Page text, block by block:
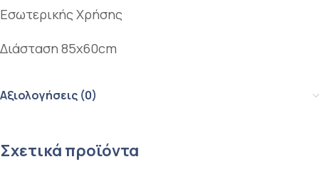
Εσωτερικής Χρήσης
Διάσταση 85x60cm
Αξιολογήσεις (0)
Σχετικά προϊόντα